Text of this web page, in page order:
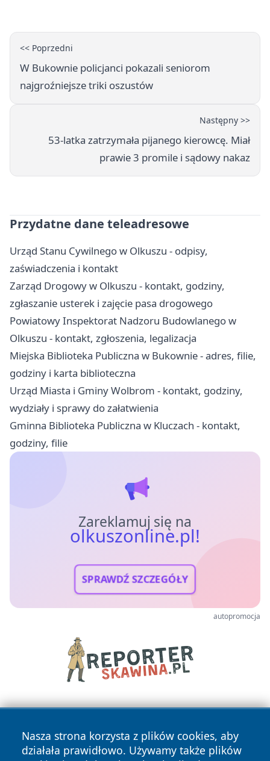
<< Poprzedni
W Bukownie policjanci pokazali seniorom
najgroźniejsze triki oszustów
Następny >>
53-latka zatrzymała pijanego kierowcę. Miał
prawie 3 promile i sądowy nakaz
Przydatne dane teleadresowe
Urząd Stanu Cywilnego w Olkuszu - odpisy,
zaświadczenia i kontakt
Zarząd Drogowy w Olkuszu - kontakt, godziny,
zgłaszanie usterek i zajęcie pasa drogowego
Powiatowy Inspektorat Nadzoru Budowlanego w
Olkuszu - kontakt, zgłoszenia, legalizacja
Miejska Biblioteka Publiczna w Bukownie - adres, filie,
godziny i karta biblioteczna
Urząd Miasta i Gminy Wolbrom - kontakt, godziny,
wydziały i sprawy do załatwienia
Gminna Biblioteka Publiczna w Kluczach - kontakt,
godziny, filie
Zareklamuj się na
olkuszonline.pl!
SPRAWDŹ SZCZEGÓŁY
autopromocja
Nasza strona korzysta z plików cookies, aby
działała prawidłowo. Używamy także plików